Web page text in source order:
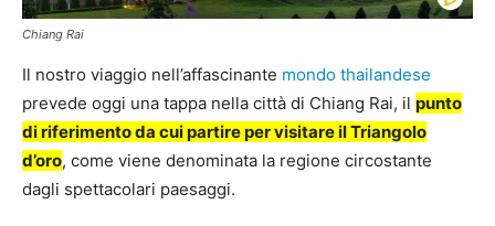
Chiang Rai
Il nostro viaggio nell’affascinante mondo thailandese
prevede oggi una tappa nella città di Chiang Rai, il punto
di riferimento da cui partire per visitare il Triangolo
d’oro, come viene denominata la regione circostante
dagli spettacolari paesaggi.